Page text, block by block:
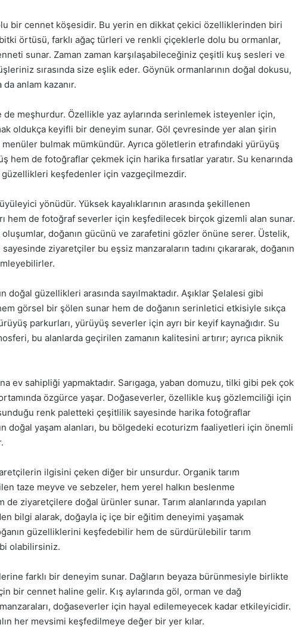
bir cennet köşesidir. Bu yerin en dikkat çekici özelliklerinden biri
örtüsü, farklı ağaç türleri ve renkli çiçeklerle dolu bu ormanlar,
sunar. Zaman zaman karşılaşabileceğiniz çeşitli kuş sesleri ve
sırasında size eşlik eder. Göynük ormanlarının doğal dokusu,
anlam kazanır.
de meşhurdur. Özellikle yaz aylarında serinlemek isteyenler için,
oldukça keyifli bir deneyim sunar. Göl çevresinde yer alan şirin
bulmak mümkündür. Ayrıca göletlerin etrafındaki yürüyüş
hem de fotoğraflar çekmek için harika fırsatlar yaratır. Su kenarında
güzellikleri keşfedenler için vazgeçilmezdir.
yönüdür. Yüksek kayalıklarının arasında şekillenen
hem de fotoğraf severler için keşfedilecek birçok gizemli alan sunar.
doğanın gücünü ve zarafetini gözler önüne serer. Üstelik,
ziyaretçiler bu eşsiz manzaraların tadını çıkararak, doğanın
doğal güzellikleri arasında sayılmaktadır. Aşıklar Şelalesi gibi
görsel bir şölen sunar hem de doğanın serinletici etkisiyle sıkça
parkurları, yürüyüş severler için ayrı bir keyif kaynağıdır. Su
bu alanlarda geçirilen zamanın kalitesini artırır; ayrıca piknik
ev sahipliği yapmaktadır. Sarıgaga, yaban domuzu, tilki gibi pek çok
özgürce yaşar. Doğaseverler, özellikle kuş gözlemciliği için
renk paletteki çeşitlilik sayesinde harika fotoğraflar
doğal yaşam alanları, bu bölgedeki ecoturizm faaliyetleri için önemli
ilgisini çeken diğer bir unsurdur. Organik tarım
taze meyve ve sebzeler, hem yerel halkın beslenme
de ziyaretçilere doğal ürünler sunar. Tarım alanlarında yapılan
bilgi alarak, doğayla iç içe bir eğitim deneyimi yaşamak
güzelliklerini keşfedebilir hem de sürdürülebilir tarım
olabilirsiniz.
farklı bir deneyim sunar. Dağların beyaza bürünmesiyle birlikte
bir cennet haline gelir. Kış aylarında göl, orman ve dağ
doğaseverler için hayal edilemeyecek kadar etkileyicidir.
her mevsimi keşfedilmeye değer bir yer kılar.